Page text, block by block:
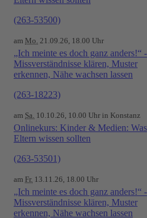
(263-53500)
am Mo. 21.09.26, 18.00 Uhr
„Ich meinte es doch ganz anders!“ -
Missverständnisse klären, Muster
erkennen, Nähe wachsen lassen
(263-18223)
am Sa. 10.10.26, 10.00 Uhr in Konstanz
Onlinekurs: Kinder & Medien: Was
Eltern wissen sollten
(263-53501)
am Fr. 13.11.26, 18.00 Uhr
„Ich meinte es doch ganz anders!“ -
Missverständnisse klären, Muster
erkennen, Nähe wachsen lassen